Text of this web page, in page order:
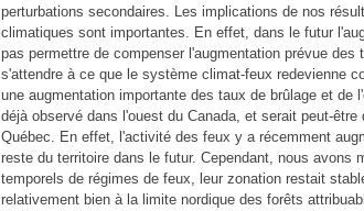
perturbations secondaires. Les implications de nos
climatiques sont importantes. En effet, dans le futur
pas permettre de compenser l'augmentation prévue des
s'attendre à ce que le système climat-feux redevienne
une augmentation importante des taux de brûlage et de
déjà observé dans l'ouest du Canada, et serait peut-
Québec. En effet, l'activité des feux y a récemment
reste du territoire dans le futur. Cependant, nous avons
temporels de régimes de feux, leur zonation restait
relativement bien à la limite nordique des forêts